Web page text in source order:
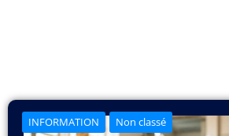
INFORMATION Non classé